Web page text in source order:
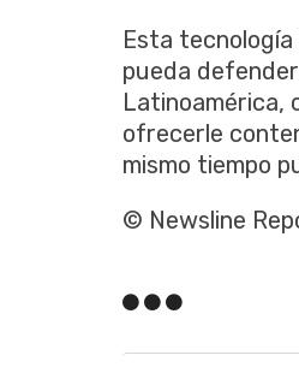
Esta
pueda
Latinoamérica,
ofrecerle
mismo tiempo
© Newsline